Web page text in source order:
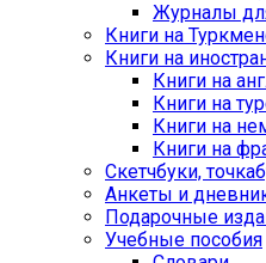
Журналы
Книги на
Книги на
Книги на
Книги на
Книги на
Книги на
Cкетчбуки,
Анкеты и
Подарочные
Учебные пособия